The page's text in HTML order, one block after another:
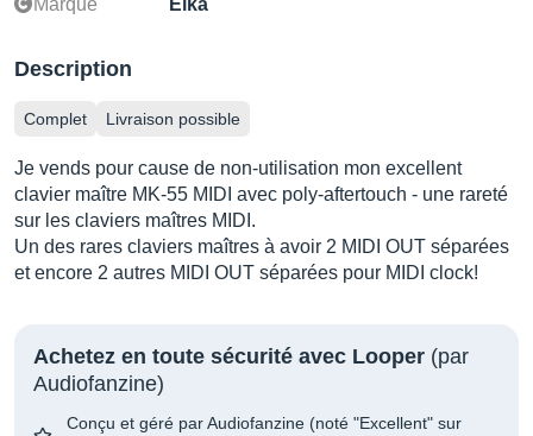
Description
Complet Livraison possible
Je vends pour cause de non-utilisation mon excellent
clavier maître MK-55 MIDI avec poly-aftertouch - une rareté
sur les claviers maîtres MIDI.
Un des rares claviers maîtres à avoir 2 MIDI OUT séparées
et encore 2 autres MIDI OUT séparées pour MIDI clock!
Achetez en toute sécurité avec Looper (par
Audiofanzine)
Conçu et géré par Audiofanzine (noté "Excellent" sur